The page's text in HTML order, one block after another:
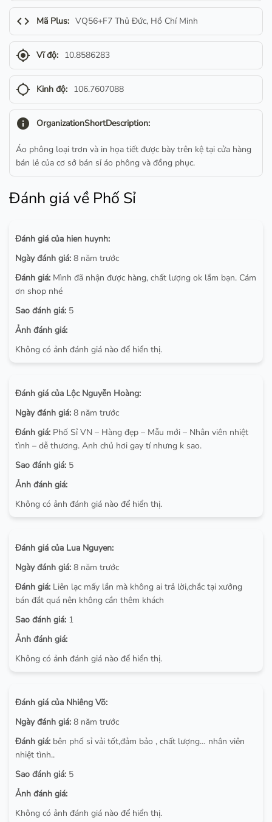
code Mã Plus: VQ56+F7 Thủ Đức, Hồ Chí Minh
gps_fixed Vĩ độ: 10.8586283
gps_not_fixed Kinh độ: 106.7607088
info OrganizationShortDescription:
Áo phông loại trơn và in họa tiết được bày trên kệ tại cửa hàng
bán lẻ của cơ sở bán sỉ áo phông và đồng phục.
Đánh giá về Phố Sỉ
Đánh giá của hien huynh:
Ngày đánh giá: 8 năm trước
Đánh giá: Mình đã nhận được hàng, chất lượng ok lắm bạn. Cám
ơn shop nhé
Sao đánh giá: 5
Ảnh đánh giá:
Không có ảnh đánh giá nào để hiển thị.
Đánh giá của Lộc Nguyễn Hoàng:
Ngày đánh giá: 8 năm trước
Đánh giá: Phố Sỉ VN – Hàng đẹp – Mẫu mới – Nhân viên nhiệt
tình – dễ thương. Anh chủ hơi gay tí nhưng k sao.
Sao đánh giá: 5
Ảnh đánh giá:
Không có ảnh đánh giá nào để hiển thị.
Đánh giá của Lua Nguyen:
Ngày đánh giá: 8 năm trước
Đánh giá: Liên lạc mấy lần mà không ai trả lời,chắc tại xưởng
bán đắt quá nên không cần thêm khách
Sao đánh giá: 1
Ảnh đánh giá:
Không có ảnh đánh giá nào để hiển thị.
Đánh giá của Nhiêng Võ:
Ngày đánh giá: 8 năm trước
Đánh giá: bên phố sỉ vải tốt,đảm bảo , chất lượng… nhân viên
nhiệt tình..
Sao đánh giá: 5
Ảnh đánh giá:
Không có ảnh đánh giá nào để hiển thị.